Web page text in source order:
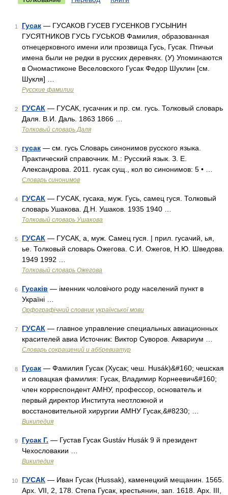
1 Гусак — ГУСАКОВ ГУСЕВ ГУСЕНКОВ ГУСЫНИН
ГУСЯТНИКОВ ГУСЬ ГУСЬКОВ Фамилия, образованная
отнецерковного имени или прозвища Гусь, Гусак. Птичьи
имена были не редки в русских деревнях. (У) Упоминаются
в Ономастиконе Веселовского Гусак Федор Шуклин [см.
Шукля] …
Русские фамилии
2 ГУСАК — ГУСАК, гусачник и пр. см. гусь. Толковый словарь
Даля. В.И. Даль. 1863 1866 …
Толковый словарь Даля
3 гусак — см. гусь Словарь синонимов русского языка.
Практический справочник. М.: Русский язык. З. Е.
Александрова. 2011. гусак сущ., кол во синонимов: 5 • …
Словарь синонимов
4 ГУСАК — ГУСАК, гусака, муж. Гусь, самец гуся. Толковый
словарь Ушакова. Д.Н. Ушаков. 1935 1940 …
Толковый словарь Ушакова
5 ГУСАК — ГУСАК, а, муж. Самец гуся. | прил. гусачий, ья,
ье. Толковый словарь Ожегова. С.И. Ожегов, Н.Ю. Шведова.
1949 1992 …
Толковый словарь Ожегова
6 Гусаків — іменник чоловічого роду населений пункт в
Україні …
Орфографічний словник української мови
7 ГУСАК — главное управление специальных авиационных
красителей авиа Источник: Виктор Суворов. Аквариум …
Словарь сокращений и аббревиатур
8 Гусак — Фамилия Гусак (Хусак; чеш. Husák)&#160; чешская
и словацкая фамилия: Гусак, Владимир Корнеевич&#160;
член корреспондент АМНУ, профессор, основатель и
первый директор Института неотложной и
восстановительной хирургии АМНУ Гусак,&#8230; …
Википедия
9 Гусак Г. — Густав Гусак Gustáv Husák 9 й президент
Чехословакии …
Википедия
10 ГУСАК — Иван Гусак (Hussak), каменецкий мещанин. 1565.
Арх. VII, 2, 178. Степа Гусак, крестьянин, зап. 1618. Арх. III,